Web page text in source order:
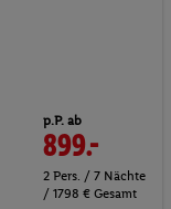
p.P. ab
899.-
2 Pers. / 7 Nächte
/ 1798 € Gesamt